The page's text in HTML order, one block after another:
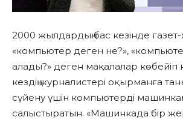
2000 жылдардың бас кезінде
«компьютер деген не?»,
алады?» деген мақалалар көбейіп
кездің журналистері оқырманға
сүйену үшін компьютерді
салыстыратын. «Машинкада бір